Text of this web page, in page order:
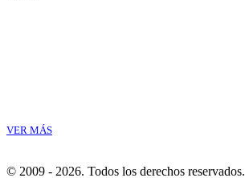
VER MÁS
© 2009 - 2026. Todos los derechos reservados.